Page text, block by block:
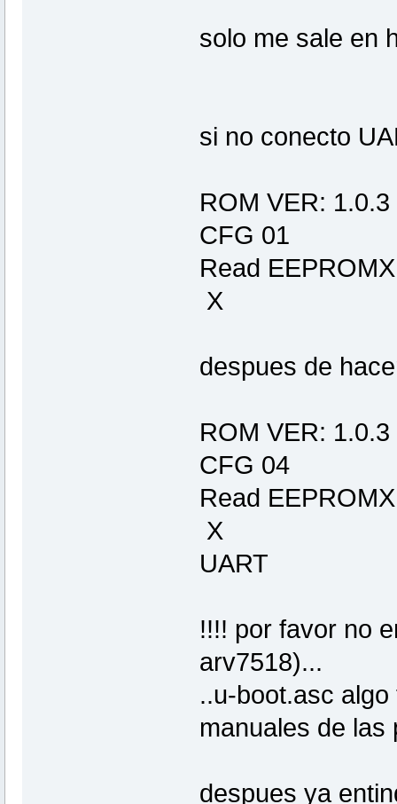
solo me sale en
si no conecto
ROM VER: 1.0.3
CFG 01
Read EEPROMX
X
despues de
ROM VER: 1.0.3
CFG 04
Read EEPROMX
X
UART
!!!! por favor no
arv7518)...
..u-boot.asc
manuales de las
despues ya